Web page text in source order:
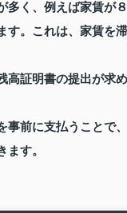
多く、例えば家賃が８
す。これは、家賃を滞
高証明書の提出が求め
事前に支払うことで、
す。